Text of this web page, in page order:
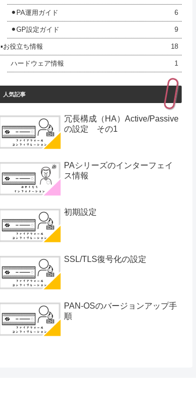
⚫︎PA運用ガイド 6
⚫︎GP設定ガイド 9
▪️お役立ち情報 18
ハードウェア情報 1
人気記事
冗長構成（HA）Active/Passive
の設定 その1
PAシリーズのインターフェイ
ス情報
初期設定
SSL/TLS復号化の設定
PAN-OSのバージョンアップ手
順